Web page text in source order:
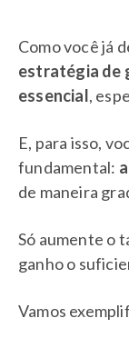
Como você já
estratégia de
essencial,
E, para isso,
fundamental:
de maneira
Só aumente o
ganho o
Vamos